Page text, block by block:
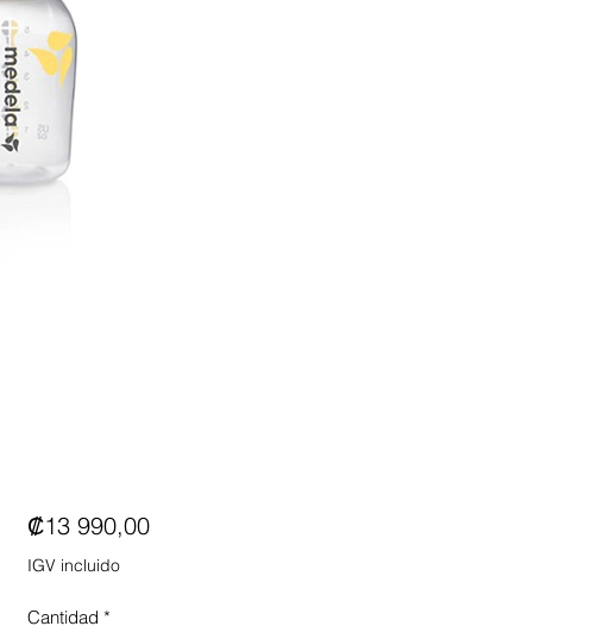
₡13 990,00Precio
IGV incluido
Cantidad *